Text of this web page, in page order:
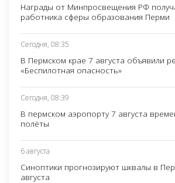
Награды от Минпросвещения РФ
работника сферы образования Перми
Сегодня, 08:35
В Пермском крае 7 августа объявили
«Беспилотная опасность»
Сегодня, 08:39
В пермском аэропорту 7 августа
полёты
6 августа
Синоптики прогнозируют шквалы в
августа